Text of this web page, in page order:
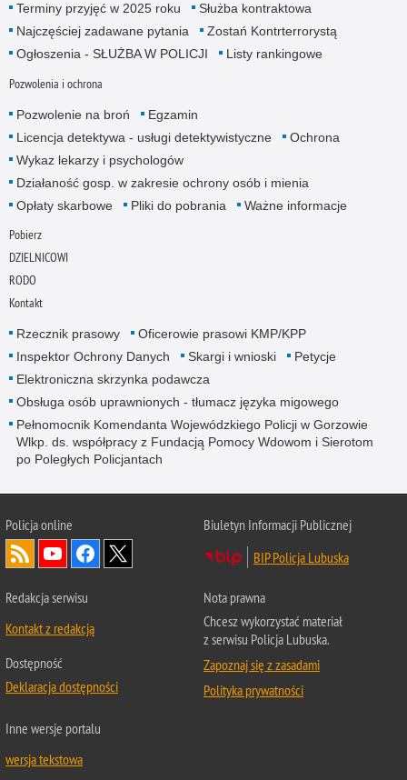
Terminy przyjęć w 2025 roku
Służba kontraktowa
Najczęściej zadawane pytania
Zostań Kontrterrorystą
Ogłoszenia - SŁUŻBA W POLICJI
Listy rankingowe
Pozwolenia i ochrona
Pozwolenie na broń
Egzamin
Licencja detektywa - usługi detektywistyczne
Ochrona
Wykaz lekarzy i psychologów
Działaność gosp. w zakresie ochrony osób i mienia
Opłaty skarbowe
Pliki do pobrania Ważne informacje
Pobierz
DZIELNICOWI
RODO
Kontakt
Rzecznik prasowy
Oficerowie prasowi KMP/KPP
Inspektor Ochrony Danych
Skargi i wnioski
Petycje
Elektroniczna skrzynka podawcza
Obsługa osób uprawnionych - tłumacz języka migowego
Pełnomocnik Komendanta Wojewódzkiego Policji w Gorzowie
Wlkp. ds. współpracy z Fundacją Pomocy Wdowom i Sierotom
po Poległych Policjantach
Policja online
Biuletyn Informacji Publicznej
BIP Policja Lubuska
Redakcja serwisu
Kontakt z redakcją
Dostępność
Deklaracja dostępności
Nota prawna
Chcesz wykorzystać materiał
z serwisu Policja Lubuska.
Zapoznaj się z zasadami
Polityka prywatności
Inne wersje portalu
wersja tekstowa